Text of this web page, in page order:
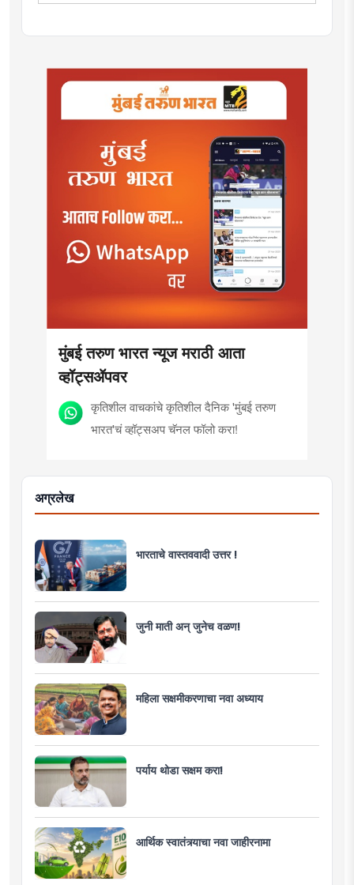
राजकारण या विषयात विशेष रस. हस्तकला, संगीत आणि कविता
मुंबई तरुण भारत न्यूज मराठी आता
व्हॉट्सॲपवर
कृतिशील वाचकांचे कृतिशील दैनिक 'मुंबई तरुण
भारत'चं व्हॉट्सअप चॅनल फॉलो करा!
अग्रलेख
भारताचे वास्तववादी उत्तर !
जुनी माती अन् जुनेच वळण!
महिला सक्षमीकरणाचा नवा अध्याय
पर्याय थोडा सक्षम करा!
आर्थिक स्वातंत्र्याचा नवा जाहीरनामा